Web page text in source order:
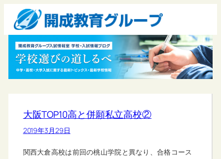
大阪TOP10高と併願私立高校②
2019年3月29日
関西大倉高校は前回の桃山学院と異なり、合格コース